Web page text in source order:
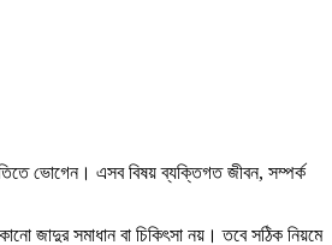
ভোগেন। এসব বিষয় ব্যক্তিগত জীবন, সম্পর্ক
জাদুর সমাধান বা চিকিৎসা নয়। তবে সঠিক নিয়মে